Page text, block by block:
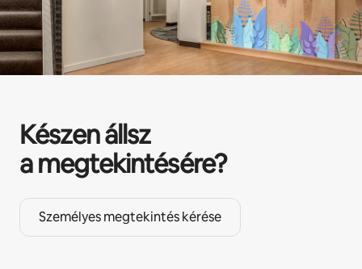
Készen állsz
a megtekintésére?
Személyes megtekintés kérése